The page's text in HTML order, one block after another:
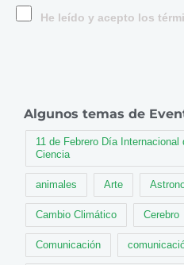
He leído y acepto los
Algunos temas de
11 de Febrero Día
Ciencia
animales Arte
Cambio Climático Cerebro
Comunicación